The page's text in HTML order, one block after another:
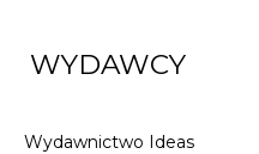
WYDAWCY
Wydawnictwo Ideas